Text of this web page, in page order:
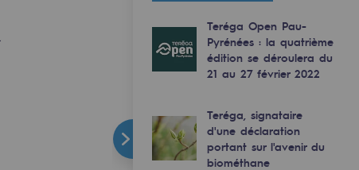
Teréga Open Pau-
Pyrénées : la quatrième
édition se déroulera du
21 au 27 février 2022
Teréga, signataire
d'une déclaration
portant sur l'avenir du
biométhane